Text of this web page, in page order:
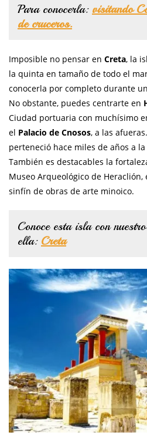
Para conocerla: visitando
de cruceros.
Imposible no pensar en Creta, la
la quinta en tamaño de todo el
conocerla por completo durante
No obstante, puedes centrarte en
Ciudad portuaria con muchísimo
el Palacio de Cnosos, a las
perteneció hace miles de años a
También es destacables la
Museo Arqueológico de
sinfín de obras de arte minoico.
Conoce esta isla con
ella: Creta